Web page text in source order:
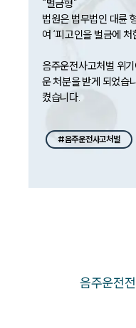
대
“벌금형”
법원은 법무법인 대륜
여 ‘피고인을 벌금에
음주운전사고처벌 위
운 처분을 받게 되었습
켰습니다.
#음주운전사고처벌
음주운전